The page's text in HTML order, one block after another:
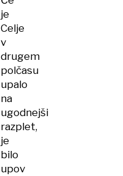
je
Celje
v
drugem
polčasu
upalo
na
ugodnejši
razplet,
je
bilo
upov